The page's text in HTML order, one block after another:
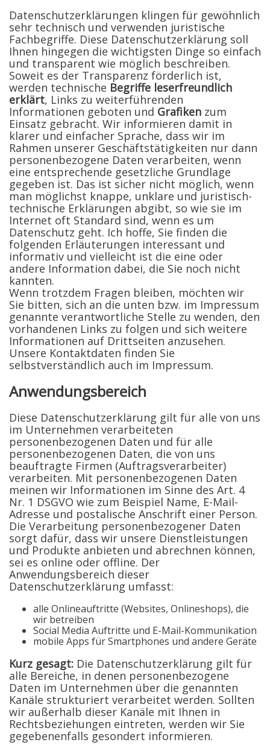
Datenschutzerklärungen klingen für gewöhnlich
sehr technisch und verwenden juristische
Fachbegriffe. Diese Datenschutzerklärung soll
Ihnen hingegen die wichtigsten Dinge so einfach
und transparent wie möglich beschreiben.
Soweit es der Transparenz förderlich ist,
werden technische Begriffe leserfreundlich
erklärt, Links zu weiterführenden
Informationen geboten und Grafiken zum
Einsatz gebracht. Wir informieren damit in
klarer und einfacher Sprache, dass wir im
Rahmen unserer Geschäftstätigkeiten nur dann
personenbezogene Daten verarbeiten, wenn
eine entsprechende gesetzliche Grundlage
gegeben ist. Das ist sicher nicht möglich, wenn
man möglichst knappe, unklare und juristisch-
technische Erklärungen abgibt, so wie sie im
Internet oft Standard sind, wenn es um
Datenschutz geht. Ich hoffe, Sie finden die
folgenden Erläuterungen interessant und
informativ und vielleicht ist die eine oder
andere Information dabei, die Sie noch nicht
kannten.
Wenn trotzdem Fragen bleiben, möchten wir
Sie bitten, sich an die unten bzw. im Impressum
genannte verantwortliche Stelle zu wenden, den
vorhandenen Links zu folgen und sich weitere
Informationen auf Drittseiten anzusehen.
Unsere Kontaktdaten finden Sie
selbstverständlich auch im Impressum.
Anwendungsbereich
Diese Datenschutzerklärung gilt für alle von uns
im Unternehmen verarbeiteten
personenbezogenen Daten und für alle
personenbezogenen Daten, die von uns
beauftragte Firmen (Auftragsverarbeiter)
verarbeiten. Mit personenbezogenen Daten
meinen wir Informationen im Sinne des Art. 4
Nr. 1 DSGVO wie zum Beispiel Name, E-Mail-
Adresse und postalische Anschrift einer Person.
Die Verarbeitung personenbezogener Daten
sorgt dafür, dass wir unsere Dienstleistungen
und Produkte anbieten und abrechnen können,
sei es online oder offline. Der
Anwendungsbereich dieser
Datenschutzerklärung umfasst:
alle Onlineauftritte (Websites, Onlineshops), die
wir betreiben
Social Media Auftritte und E-Mail-Kommunikation
mobile Apps für Smartphones und andere Geräte
Kurz gesagt: Die Datenschutzerklärung gilt für
alle Bereiche, in denen personenbezogene
Daten im Unternehmen über die genannten
Kanäle strukturiert verarbeitet werden. Sollten
wir außerhalb dieser Kanäle mit Ihnen in
Rechtsbeziehungen eintreten, werden wir Sie
gegebenenfalls gesondert informieren.